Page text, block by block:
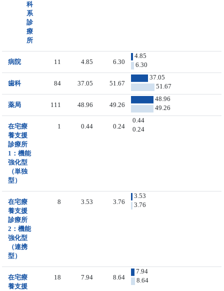
科
系
診
療
所
病院 11 4.85 6.30
4.85
6.30
歯科 84 37.05 51.67
37.05
51.67
薬局 111 48.96 49.26
48.96
49.26
在宅療
養支援
診療所
1：機能
強化型
（単独
型）
1 0.44 0.24
0.44
0.24
在宅療
養支援
診療所
2：機能
強化型
（連携
型）
8 3.53 3.76
3.53
3.76
在宅療
養支援
18 7.94 8.64
7.94
8.64